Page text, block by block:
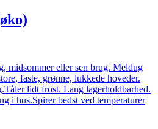
midsommer eller sen brug. Meldug
faste, grønne, lukkede hoveder.
lidt frost. Lang lagerholdbarhed.
i hus.Spirer bedst ved temperaturer